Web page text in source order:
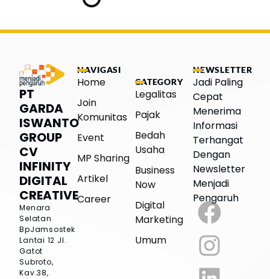
PT
GARDA
ISWANTO
GROUP
CV
INFINITY
DIGITAL
CREATIVE
Menara
Selatan
BpJamsostek
Lantai 12 Jl.
Gatot
Subroto,
Kav.38,
NAVIGASI
Home
Join
Komunitas
Event
MP Sharing
Artikel
Career
CATEGORY
Legalitas
Pajak
Bedah
Usaha
Business
Now
Digital
Marketing
Umum
NEWSLETTER
Jadi Paling
Cepat
Menerima
Informasi
Terhangat
Dengan
Newsletter
Menjadi
Pengaruh